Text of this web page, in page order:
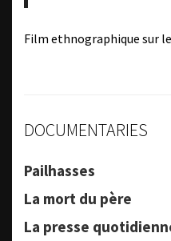
Film ethnographique sur
DOCUMENTARIES
Pailhasses
La mort du père
La presse